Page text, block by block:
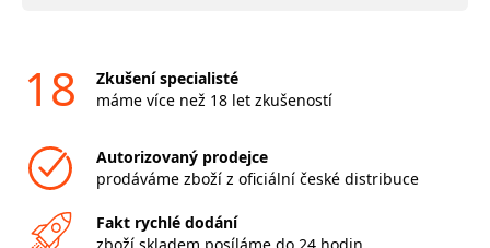
18
Zkušení specialisté
máme více než 18 let zkušeností
Autorizovaný prodejce
prodáváme zboží z oficiální české distribuce
Fakt rychlé dodání